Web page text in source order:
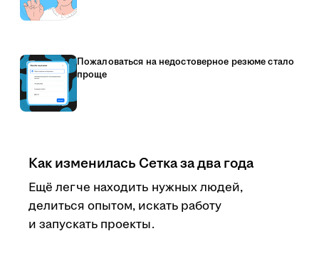
Пожаловаться на недостоверное резюме стало
проще
Как изменилась Сетка за два года
Ещё легче находить нужных людей,
делиться опытом, искать работу
и запускать проекты.